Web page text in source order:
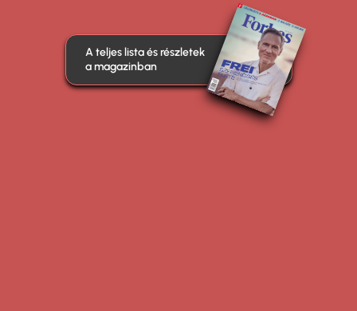
A teljes lista és részletek
a magazinban